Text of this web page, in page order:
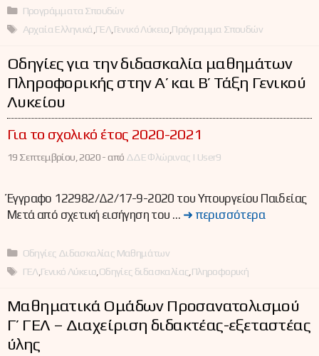
Κατηγορίες
Προγράμματα Σπουδών
Ετικέτες
Αρχαία Ελληνικά ΓΕΛ Γενικό Λύκειο Πρόγραμμα Σπουδών
Οδηγίες για την διδασκαλία μαθημάτων
Πληροφορικής στην Α’ και Β’ Τάξη Γενικού
Λυκείου
Για το σχολικό έτος 2020-2021
19 Σεπτεμβρίου, 2020 -από ΔΔΕ Φλώρινας | User9
Έγγραφο 122982/Δ2/17-9-2020 του Υπουργείου Παιδείας
Μετά από σχετική εισήγηση του … ➜ περισσότερα
Κατηγορίες
Οδηγίες Διδασκαλίας Μαθημάτων
Ετικέτες
ΓΕΛ Γενικό Λύκειο Οδηγίες διδασκαλίας Πληροφορική
Μαθηματικά Ομάδων Προσανατολισμού
Γ’ ΓΕΛ – Διαχείριση διδακτέας-εξεταστέας
ύλης